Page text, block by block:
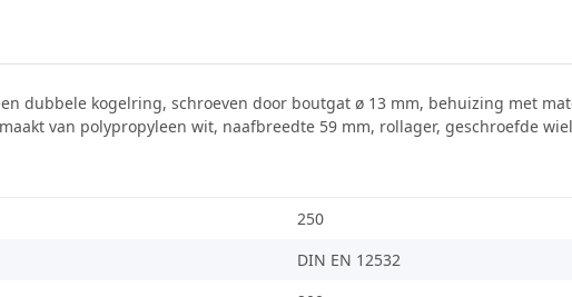
dubbele kogelring, schroeven door boutgat ø 13 mm, behuizing met
van polypropyleen wit, naafbreedte 59 mm, rollager, geschroefde
250
DIN EN 12532